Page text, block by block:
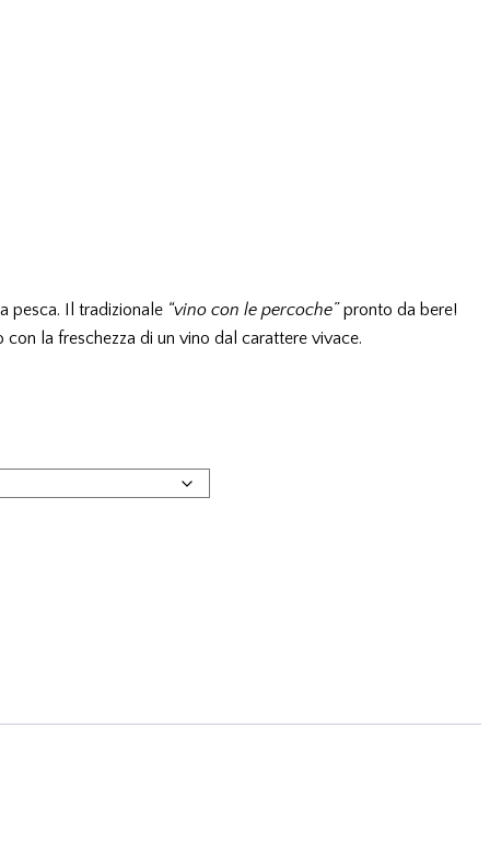
pesca. Il tradizionale “vino con le percoche”pronto da bere!
con la freschezza di un vino dal carattere vivace.